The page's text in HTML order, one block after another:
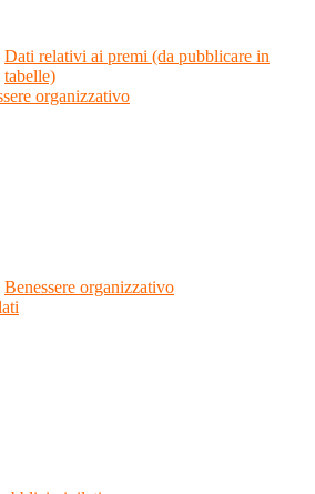
Dati relativi ai premi (da pubblicare in
tabelle)
organizzativo
Benessere organizzativo